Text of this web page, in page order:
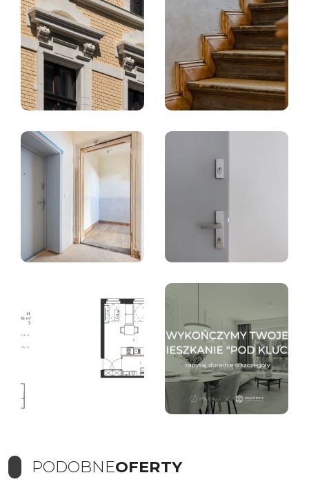
PODOBNEOFERTY